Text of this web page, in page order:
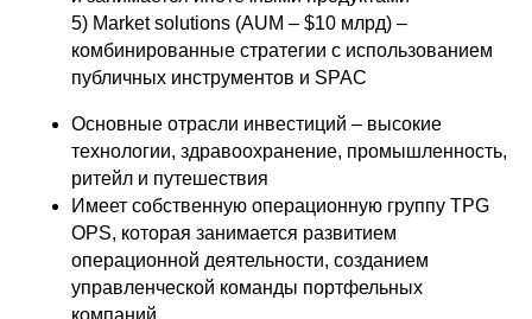
5) Market solutions (AUM – $10 млрд) –
комбинированные стратегии с использованием
публичных инструментов и SPAC
Основные отрасли инвестиций – высокие
технологии, здравоохранение, промышленность,
ритейл и путешествия
Имеет собственную операционную группу TPG
OPS, которая занимается развитием
операционной деятельности, созданием
управленческой команды портфельных
компаний